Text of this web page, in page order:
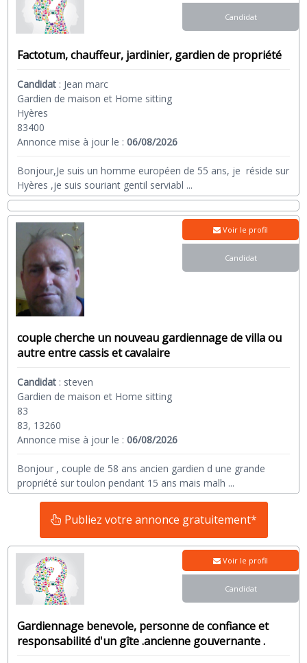
Factotum, chauffeur, jardinier, gardien de propriété
Candidat : Jean marc
Gardien de maison et Home sitting
Hyères
83400
Annonce mise à jour le :06/08/2026
Bonjour,Je suis un homme européen de 55 ans, je réside sur
Hyères ,je suis souriant gentil serviabl ...
Candidat
couple cherche un nouveau gardiennage de villa ou
autre entre cassis et cavalaire
Candidat : steven
Gardien de maison et Home sitting
83
83, 13260
Annonce mise à jour le :06/08/2026
Bonjour , couple de 58 ans ancien gardien d une grande
propriété sur toulon pendant 15 ans mais malh ...
Voir le profil
Candidat
Publiez votre annonce gratuitement*
Gardiennage benevole, personne de confiance et
responsabilité d'un gîte .ancienne gouvernante .
Voir le profil
Candidat